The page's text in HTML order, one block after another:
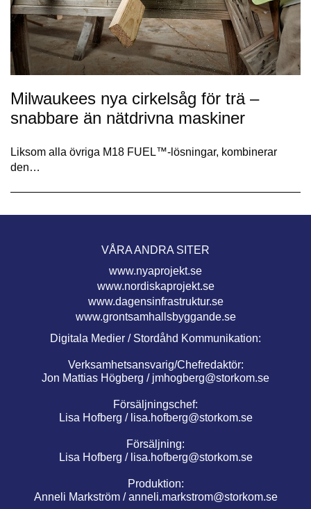
Milwaukees nya cirkelsåg för trä –
snabbare än nätdrivna maskiner
Liksom alla övriga M18 FUEL™-lösningar, kombinerar
den…
VÅRA ANDRA SITER
www.nyaprojekt.se
www.nordiskaprojekt.se
www.dagensinfrastruktur.se
www.grontsamhallsbyggande.se
Digitala Medier / Stordåhd Kommunikation:
Verksamhetsansvarig/Chefredaktör:
Jon Mattias Högberg / jmhogberg@storkom.se
Försäljningschef:
Lisa Hofberg / lisa.hofberg@storkom.se
Försäljning:
Lisa Hofberg / lisa.hofberg@storkom.se
Produktion:
Anneli Markström /anneli.markstrom@storkom.se